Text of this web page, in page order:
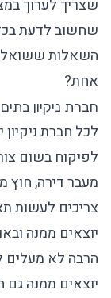
שצריך לערוך
שחשוב לדעת
השאלות
אחת?
חברת ניקיון
לכל חברת
לפיקוח בשום
מעבר דירה, חוץ
צריכים לעשות
יוצאים ממנה
הרבה לא
יוצאים ממנה גם